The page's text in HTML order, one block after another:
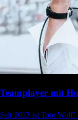
Teamplayer mit
Seit 2013 ist Toto Wolff